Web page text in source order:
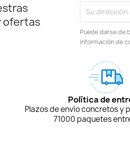
ofertas
Puede darse de
información de
Política de
Plazos de envío concretos y
71000 paquetes